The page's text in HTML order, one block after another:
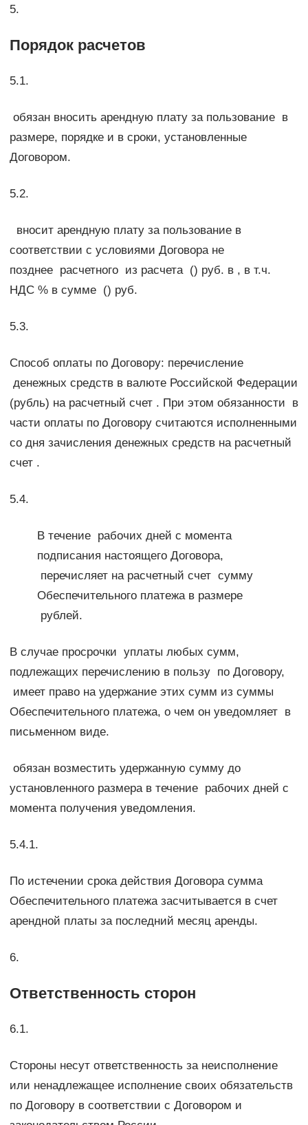
5.
Порядок расчетов
5.1.
обязан вносить арендную плату за пользование в
размере, порядке и в сроки, установленные
Договором.
5.2.
вносит арендную плату за пользование в
соответствии с условиями Договора не
позднее расчетного из расчета () руб. в , в т.ч.
НДС % в сумме () руб.
5.3.
Способ оплаты по Договору: перечисление
денежных средств в валюте Российской Федерации
(рубль) на расчетный счет . При этом обязанности в
части оплаты по Договору считаются исполненными
со дня зачисления денежных средств на расчетный
счет .
5.4.
В течение рабочих дней с момента
подписания настоящего Договора,
перечисляет на расчетный счет сумму
Обеспечительного платежа в размере
рублей.
В случае просрочки уплаты любых сумм,
подлежащих перечислению в пользу по Договору,
имеет право на удержание этих сумм из суммы
Обеспечительного платежа, о чем он уведомляет в
письменном виде.
обязан возместить удержанную сумму до
установленного размера в течение рабочих дней с
момента получения уведомления.
5.4.1.
По истечении срока действия Договора сумма
Обеспечительного платежа засчитывается в счет
арендной платы за последний месяц аренды.
6.
Ответственность сторон
6.1.
Стороны несут ответственность за неисполнение
или ненадлежащее исполнение своих обязательств
по Договору в соответствии с Договором и